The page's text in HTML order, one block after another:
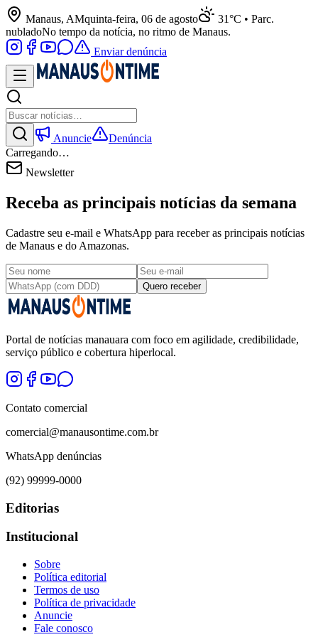
Manaus, AMquinta-feira, 06 de agosto
31°C • Parc.
nubladoNo tempo da notícia, no ritmo de Manaus.
Enviar denúncia
Anuncie
Denúncia
Carregando…
Newsletter
Receba as principais notícias da semana
Cadastre seu e-mail e WhatsApp para receber as principais notícias
de Manaus e do Amazonas.
Quero receber
Portal de notícias manauara com foco em agilidade, credibilidade,
serviço público e cobertura hiperlocal.
Contato comercial
comercial@manausontime.com.br
WhatsApp denúncias
(92) 99999-0000
Editorias
Institucional
Sobre
Política editorial
Termos de uso
Política de privacidade
Anuncie
Fale conosco